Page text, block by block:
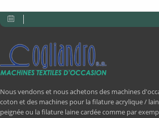
Nous vendons et nous achetons des machines
coton et des machines pour la filature acrylique /
peignée ou la filature laine cardée comme par